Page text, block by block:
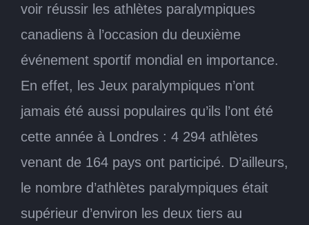
voir réussir les athlètes paralympiques
canadiens à l’occasion du deuxième
événement sportif mondial en importance.
En effet, les Jeux paralympiques n’ont
jamais été aussi populaires qu’ils l’ont été
cette année à Londres : 4 294 athlètes
venant de 164 pays ont participé. D’ailleurs,
le nombre d’athlètes paralympiques était
supérieur d’environ les deux tiers au